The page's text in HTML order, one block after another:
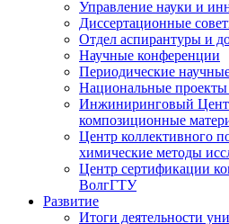
Управление науки и
Диссертационные
Отдел аспирантуры и
Научные конференции
Периодические
Национальные проекты
Инжиниринговый
композиционные
Центр коллективного
химические методы
Центр сертификации
ВолгГТУ
Развитие
Итоги деятельности